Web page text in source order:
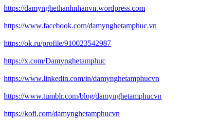
https://damynghethanhnhanvn.wordpress.com
https://www.facebook.com/damynghetamphuc.vn
https://ok.ru/profile/910023542987
https://x.com/Damynghetamphuc
https://www.linkedin.com/in/damynghetamphucvn
https://www.tumblr.com/blog/damynghetamphucvn
https://kofi.com/damynghetamphucvn